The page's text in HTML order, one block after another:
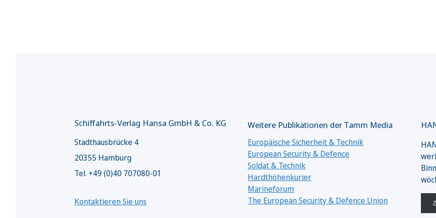
Schiffahrts-Verlag Hansa GmbH & Co. KG
Stadthausbrücke 4
20355 Hamburg
Tel. +49 (0)40 707080-01
Kontaktieren Sie uns
Weitere Publikationen der Tamm Media
Europäische Sicherheit & Technik
European Security & Defence
Soldat & Technik
Hardthöhenkurier
Marineforum
The European Security & Defence Union